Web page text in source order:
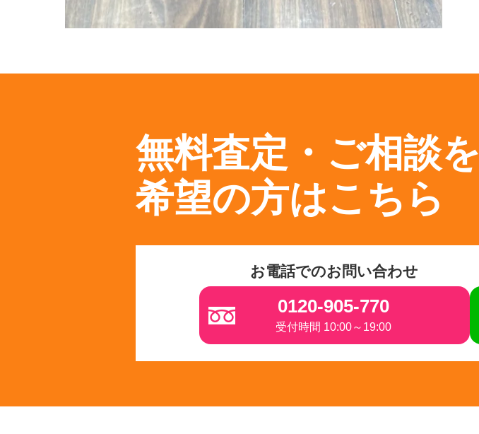
無料査定・ご相談を
希望の方はこちら
お電話でのお問い合わせ
0120-905-770
受付時間 10:00～19:00